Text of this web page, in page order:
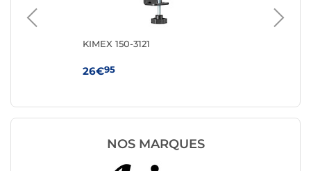
KIMEX 150-3121
26€95
NOS MARQUES